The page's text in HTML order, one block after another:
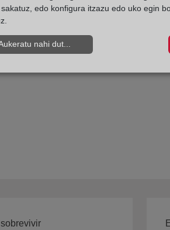
aplicables a todas las
y la transparencia del
sobre préstamos—
edo konfigura itzazu edo uko egin
nahi dut...